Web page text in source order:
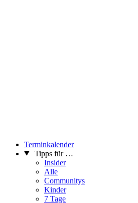
Terminkalender
Tipps für …
Insider
Alle
Communitys
Kinder
7 Tage